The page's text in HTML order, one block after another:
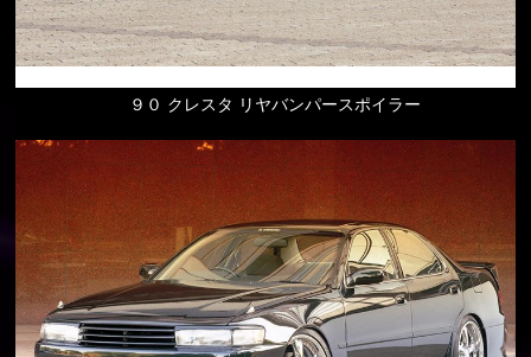
９０ クレスタ リヤバンパースポイラー